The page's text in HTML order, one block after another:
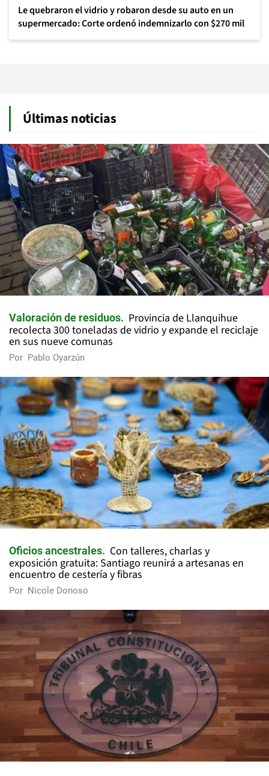
Le quebraron el vidrio y robaron desde su auto en un
supermercado: Corte ordenó indemnizarlo con $270 mil
Últimas noticias
Valoración de residuos
Provincia de Llanquihue
recolecta 300 toneladas de vidrio y expande el reciclaje
en sus nueve comunas
Por Pablo Oyarzún
Oficios ancestrales
Con talleres, charlas y
exposición gratuita: Santiago reunirá a artesanas en
encuentro de cestería y fibras
Por Nicole Donoso